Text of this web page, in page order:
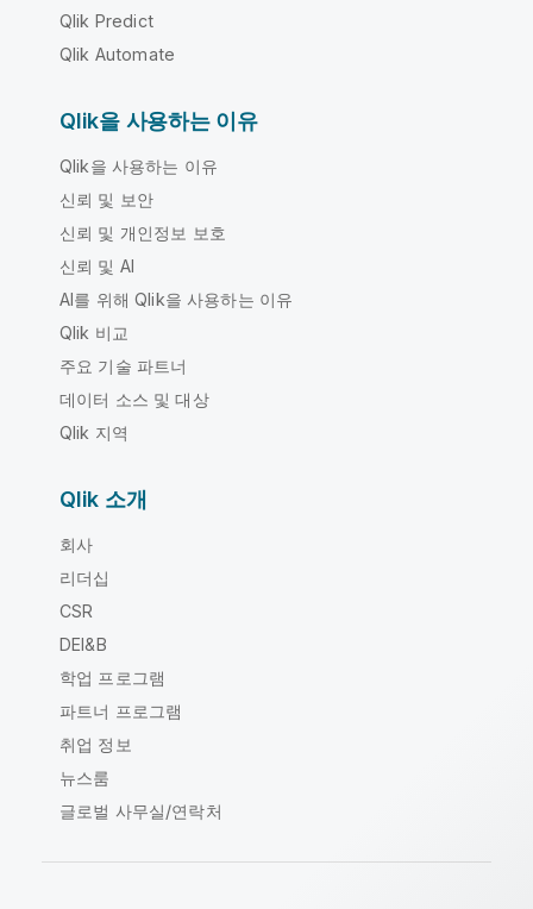
Qlik Predict
Qlik Automate
Qlik을 사용하는 이유
Qlik을 사용하는 이유
신뢰 및 보안
신뢰 및 개인정보 보호
신뢰 및 AI
AI를 위해 Qlik을 사용하는 이유
Qlik 비교
주요 기술 파트너
데이터 소스 및 대상
Qlik 지역
Qlik 소개
회사
리더십
CSR
DEI&B
학업 프로그램
파트너 프로그램
취업 정보
뉴스룸
글로벌 사무실/연락처